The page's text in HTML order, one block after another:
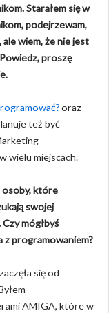
Starałem się w
podejrzewam,
wiem, że nie jest
proszę
oraz
też być
wielu miejscach.
osoby, które
swojej
mógłbyś
z programowaniem?
się od
AMIGA, które w